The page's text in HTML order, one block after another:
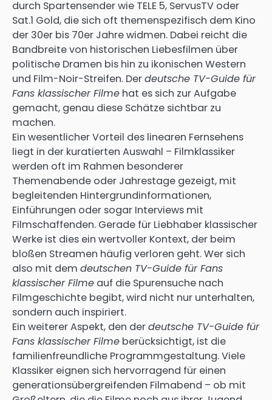
durch Spartensender wie TELE 5, ServusTV oder
Sat.1 Gold, die sich oft themenspezifisch dem Kino
der 30er bis 70er Jahre widmen. Dabei reicht die
Bandbreite von historischen Liebesfilmen über
politische Dramen bis hin zu ikonischen Western
und Film-Noir-Streifen. Derdeutsche TV-Guide für
Fans klassischer Filme hat es sich zur Aufgabe
gemacht, genau diese Schätze sichtbar zu
machen.
Ein wesentlicher Vorteil des linearen Fernsehens
liegt in der kuratierten Auswahl – Filmklassiker
werden oft im Rahmen besonderer
Themenabende oder Jahrestage gezeigt, mit
begleitenden Hintergrundinformationen,
Einführungen oder sogar Interviews mit
Filmschaffenden. Gerade für Liebhaber klassischer
Werke ist dies ein wertvoller Kontext, der beim
bloßen Streamen häufig verloren geht. Wer sich
also mit dem deutschen TV-Guide für Fans
klassischer Filme auf die Spurensuche nach
Filmgeschichte begibt, wird nicht nur unterhalten,
sondern auch inspiriert.
Ein weiterer Aspekt, den derdeutsche TV-Guide für
Fans klassischer Filme berücksichtigt, ist die
familienfreundliche Programmgestaltung. Viele
Klassiker eignen sich hervorragend für einen
generationsübergreifenden Filmabend – ob mit